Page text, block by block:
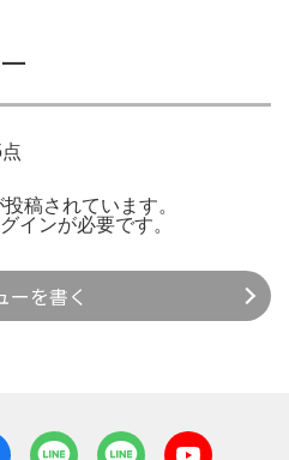
稿されています。
インが必要です。
ーを書く